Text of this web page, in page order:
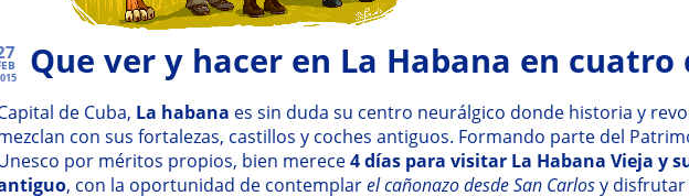
Que ver y hacer en La Habana en cuatro
de Cuba, La habana es sin duda su centro neurálgico donde historia y
con sus fortalezas, castillos y coches antiguos. Formando parte del
por méritos propios, bien merece4 días para visitar La Habana Vieja y
, con la oportunidad de contemplarel cañonazo desde San Carlosy disfrutar